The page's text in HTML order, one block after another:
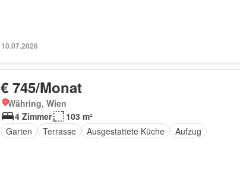
10.07.2026
€ 745/Monat
Währing, Wien
4 Zimmer
103 m²
Garten
Terrasse Ausgestattete Küche Aufzug